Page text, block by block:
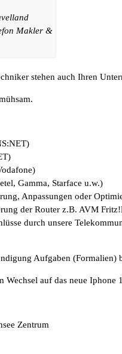
Makler &
stehen auch Ihren
Gamma, Starface u.w.)
Anpassungen oder
der Router z.B. AVM
durch unsere
Aufgaben (Formalien)
auf das neue Iphone
Zentrum